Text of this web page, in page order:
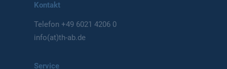
Kontakt
Telefon+49 6021 4206 0
info(at)th-ab.de
Service